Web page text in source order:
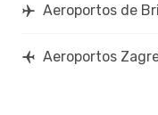
Aeroportos de
Aeroportos